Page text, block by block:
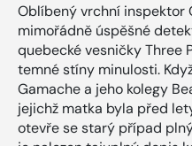
Oblíbený vrchní inspektor
mimořádně úspěšné
quebecké vesničky Three
temné stíny minulosti.
Gamache a jeho kolegy
jejichž matka byla před
otevře se starý případ